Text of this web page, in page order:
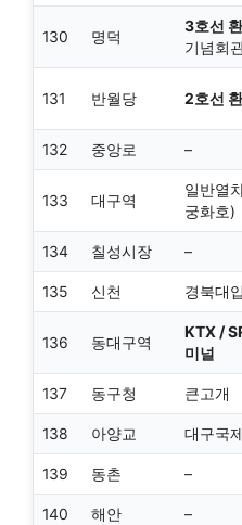
130 명덕
3호선
기념회
131 반월당 2호선
132 중앙로 –
133 대구역
일반열
궁화호)
134 칠성시장 –
135 신천 경북대
136 동대구역
KTX /
미널
137 동구청 큰고개
138 아양교 대구국
139 동촌 –
140 해안 –